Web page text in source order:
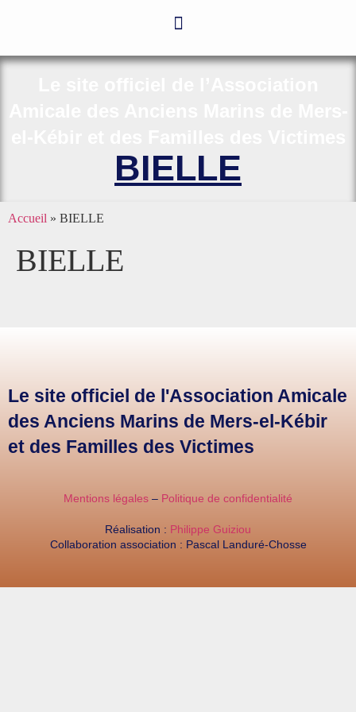
BIELLE
Accueil » BIELLE
BIELLE
Le site officiel de l'Association Amicale
des Anciens Marins de Mers-el-Kébir
et des Familles des Victimes
Mentions légales – Politique de confidentialité
Réalisation : Philippe Guiziou
Collaboration association : Pascal Landuré-Chosse